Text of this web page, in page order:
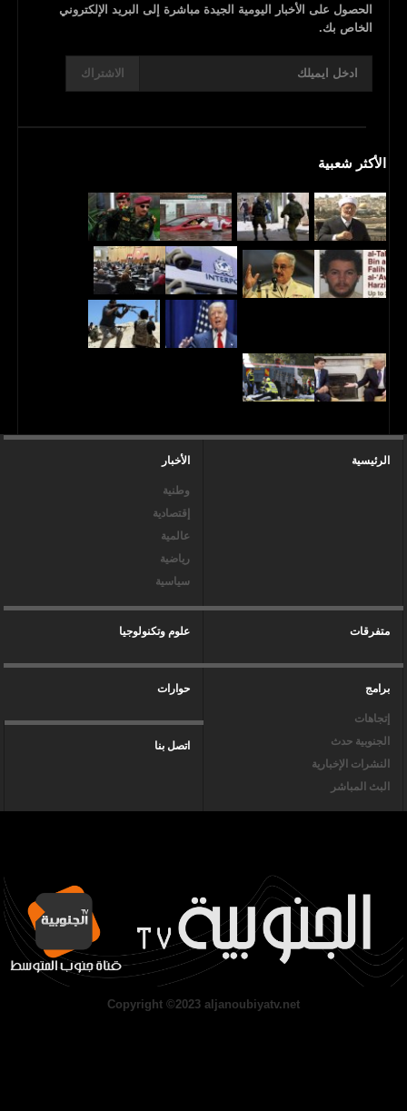
الحصول على الأخبار اليومية الجيدة مباشرة إلى البريد الإلكتروني
الخاص بك.
الاشتراك
الأكثر شعبية
الرئيسية الأخبار
وطنية
إقتصادية
عالمية
رياضية
سياسية
متفرقات علوم وتكنولوجيا
برامج
إتجاهات
الجنوبية حدث
النشرات الإخبارية
البث المباشر
حوارات
اتصل بنا
Copyright ©2023 aljanoubiyatv.net